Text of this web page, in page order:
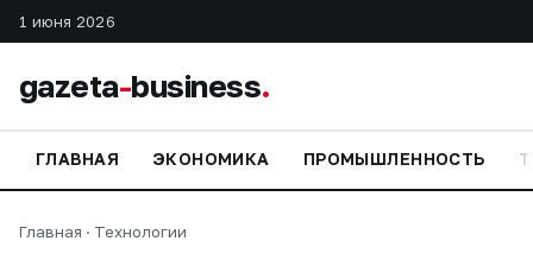
1 июня 2026
gazeta-business.
ГЛАВНАЯ ЭКОНОМИКА ПРОМЫШЛЕННОСТЬ
Главная · Технологии